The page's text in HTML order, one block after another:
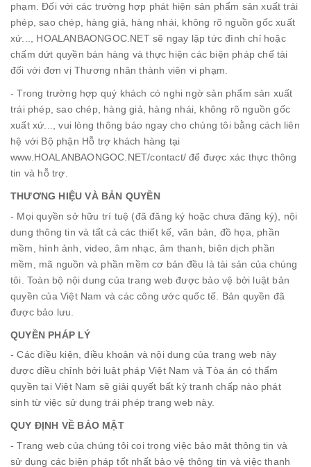
phạm. Đối với các trường hợp phát hiện sản phẩm sản xuất trái
phép, sao chép, hàng giả, hàng nhái, không rõ nguồn gốc xuất
xứ..., HOALANBAONGOC.NET sẽ ngay lập tức đình chỉ hoặc
chấm dứt quyền bán hàng và thực hiện các biện pháp chế tài
đối với đơn vị Thương nhân thành viên vi phạm.
- Trong trường hợp quý khách có nghi ngờ sản phẩm sản xuất
trái phép, sao chép, hàng giả, hàng nhái, không rõ nguồn gốc
xuất xứ..., vui lòng thông báo ngay cho chúng tôi bằng cách liên
hệ với Bộ phận Hỗ trợ khách hàng tại
www.HOALANBAONGOC.NET/contact/ để được xác thực thông
tin và hỗ trợ.
THƯƠNG HIỆU VÀ BẢN QUYỀN
- Mọi quyền sở hữu trí tuệ (đã đăng ký hoặc chưa đăng ký), nội
dung thông tin và tất cả các thiết kế, văn bản, đồ họa, phần
mềm, hình ảnh, video, âm nhạc, âm thanh, biên dịch phần
mềm, mã nguồn và phần mềm cơ bản đều là tài sản của chúng
tôi. Toàn bộ nội dung của trang web được bảo vệ bởi luật bản
quyền của Việt Nam và các công ước quốc tế. Bản quyền đã
được bảo lưu.
QUYỀN PHÁP LÝ
- Các điều kiện, điều khoản và nội dung của trang web này
được điều chỉnh bởi luật pháp Việt Nam và Tòa án có thẩm
quyền tại Việt Nam sẽ giải quyết bất kỳ tranh chấp nào phát
sinh từ việc sử dụng trái phép trang web này.
QUY ĐỊNH VỀ BẢO MẬT
- Trang web của chúng tôi coi trọng việc bảo mật thông tin và
sử dụng các biện pháp tốt nhất bảo vệ thông tin và việc thanh